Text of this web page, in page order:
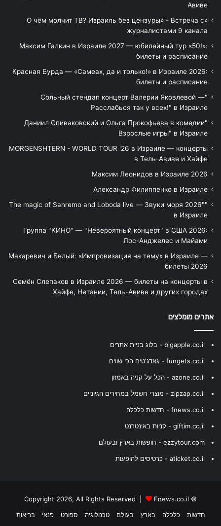
Авиве
«О чём молчит ТВ? Израиль без цензуры» - Встреча с
журналистами 9 канала
Максим Галкин в Израиле 2027 — юбилейный тур «50!»:
билеты и расписание
Красная Бурда — «Самеах, да и только!» в Израиле 2026:
билеты и расписание
"Сольный стендап концерт Валерии Яковлевой —
Расслабься так у всех!" в Израиле
"Даниил Спиваковский и Ольга Прокофьева в комедии
Взрослые игры" в Израиле
MORGENSHTERN - WORLD TOUR '26 в Израиле — концерты
в Тель-Авиве и Хайфе
Максим Леонидов в Израиле 2026
Александр Филиппенко в Израиле
"The magic of Sanremo and Loboda live — Звуки моря 2026"
в Израиле
Группа "КИНО" — "Невероятный концерт" в США 2026:
Лос-Анджелес и Майами
Макаревич и Белый: «Импровизация на тему» в Израиле —
билеты 2026
Семён Слепаков в Израиле 2026 — билеты на концерты в
Хайфе, Нетании, Тель-Авиве и других городах
אתרים מומלצים
bigapple.co.il - בלוג בניית אתרים
fungets.co.il - גאדג'טים הכי שווים
azone.co.il - הכל על קניה באמזון
zipzap.co.il - מוצרי חשמל במחירים הגיוניים
fnews.co.il - חדשות כלכלה
giftim.co.il - קניות באינטרנט
ezzytour.com - חופשות בארץ ובעולם
aticket.co.il - כרטיסים להופעות
© Copyright 2026, All Rights Reserved |
Fnews.co.il
חדשות
כלכלה בארץ בעולם טכנולוגיה ספורט פנאי בריאות